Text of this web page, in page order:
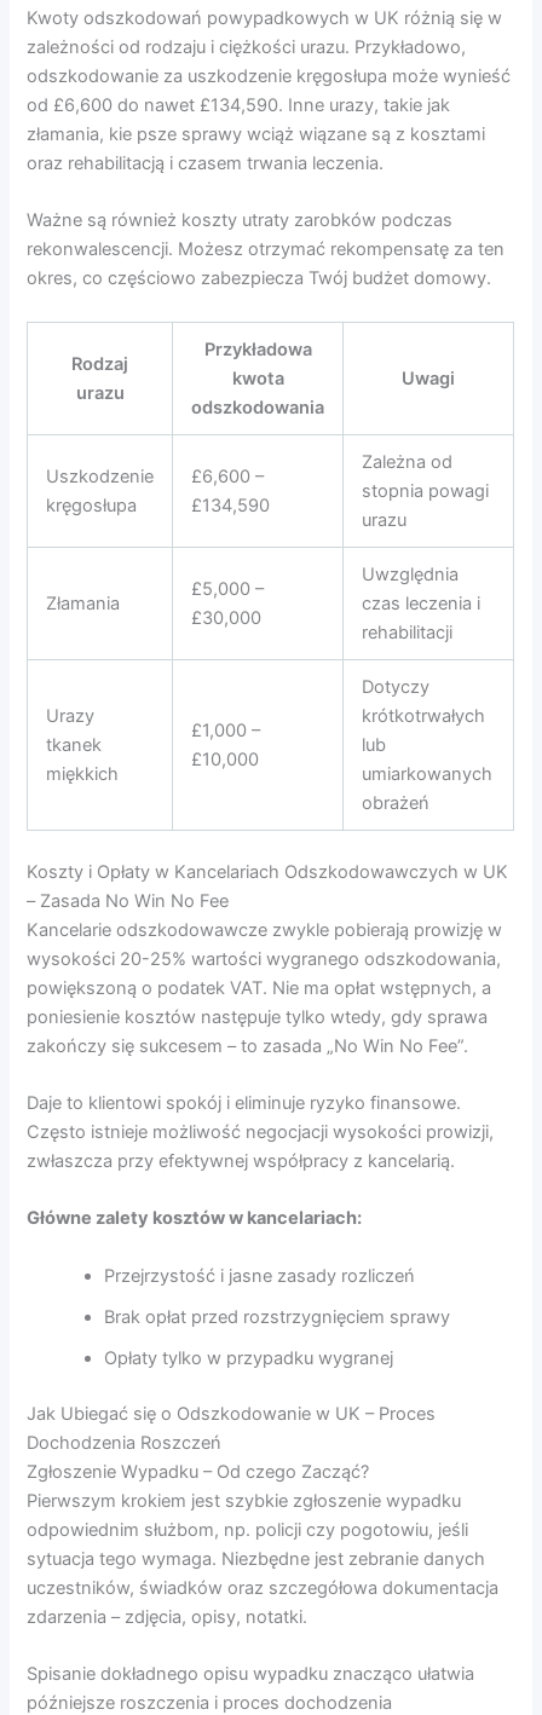
Kwoty odszkodowań powypadkowych w UK różnią się w
zależności od rodzaju i ciężkości urazu. Przykładowo,
odszkodowanie za uszkodzenie kręgosłupa może wynieść
od £6,600 do nawet £134,590. Inne urazy, takie jak
złamania, kie psze sprawy wciąż wiązane są z kosztami
oraz rehabilitacją i czasem trwania leczenia.
Ważne są również koszty utraty zarobków podczas
rekonwalescencji. Możesz otrzymać rekompensatę za ten
okres, co częściowo zabezpiecza Twój budżet domowy.
Rodzaj
urazu
Przykładowa
kwota
odszkodowania
Uwagi
Uszkodzenie
kręgosłupa
£6,600 –
£134,590
Zależna od
stopnia powagi
urazu
Złamania
£5,000 –
£30,000
Uwzględnia
czas leczenia i
rehabilitacji
Urazy
tkanek
miękkich
£1,000 –
£10,000
Dotyczy
krótkotrwałych
lub
umiarkowanych
obrażeń
Koszty i Opłaty w Kancelariach Odszkodowawczych w UK
– Zasada No Win No Fee
Kancelarie odszkodowawcze zwykle pobierają prowizję w
wysokości 20-25% wartości wygranego odszkodowania,
powiększoną o podatek VAT. Nie ma opłat wstępnych, a
poniesienie kosztów następuje tylko wtedy, gdy sprawa
zakończy się sukcesem – to zasada „No Win No Fee”.
Daje to klientowi spokój i eliminuje ryzyko finansowe.
Często istnieje możliwość negocjacji wysokości prowizji,
zwłaszcza przy efektywnej współpracy z kancelarią.
Główne zalety kosztów w kancelariach:
Przejrzystość i jasne zasady rozliczeń
Brak opłat przed rozstrzygnięciem sprawy
Opłaty tylko w przypadku wygranej
Jak Ubiegać się o Odszkodowanie w UK – Proces
Dochodzenia Roszczeń
Zgłoszenie Wypadku – Od czego Zacząć?
Pierwszym krokiem jest szybkie zgłoszenie wypadku
odpowiednim służbom, np. policji czy pogotowiu, jeśli
sytuacja tego wymaga. Niezbędne jest zebranie danych
uczestników, świadków oraz szczegółowa dokumentacja
zdarzenia – zdjęcia, opisy, notatki.
Spisanie dokładnego opisu wypadku znacząco ułatwia
późniejsze roszczenia i proces dochodzenia